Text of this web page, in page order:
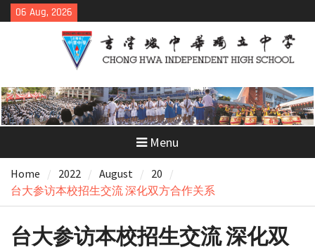
Skip
to
06 Aug, 2026
Menu
Home 2022 August
20
台大参访本校招生交流 深化双方合作关系
台大参访本校招生交流 深化双